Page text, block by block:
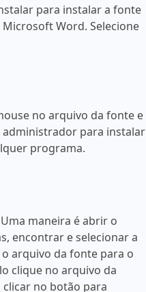
para instalar a fonte
Word. Selecione
no arquivo da fonte e
administrador para instalar
programa.
maneira é abrir o
encontrar e selecionar a
arquivo da fonte para o
clique no arquivo da
no botão para